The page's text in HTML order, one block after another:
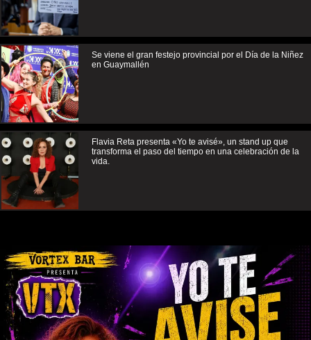
Se viene el gran festejo provincial por el Día de la Niñez
en Guaymallén
Flavia Reta presenta «Yo te avisé», un stand up que
transforma el paso del tiempo en una celebración de la
vida.